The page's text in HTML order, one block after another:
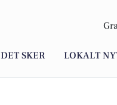
DET SKER LOKALT